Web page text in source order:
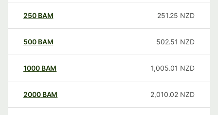
250 BAM 251.25 NZD
500 BAM 502.51 NZD
1000 BAM 1,005.01 NZD
2000 BAM 2,010.02 NZD